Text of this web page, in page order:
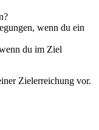
wenn du ein
du im Ziel
Zielerreichung vor.